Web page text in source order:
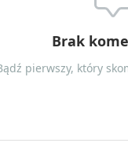
Brak
pierwszy, który